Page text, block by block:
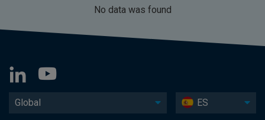
No data was found
Global ES